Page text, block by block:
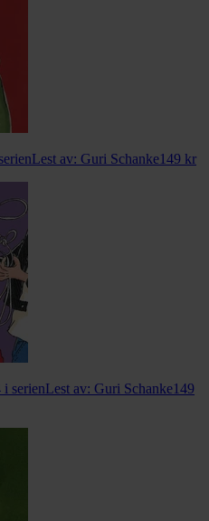
Lest av: Guri Schanke149 kr
i serienLest av: Guri Schanke149